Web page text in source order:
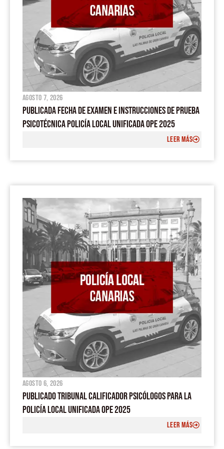
agosto 7, 2026
PUBLICADA FECHA DE EXAMEN E INSTRUCCIONES DE PRUEBA
PSICOTÉCNICA POLICÍA LOCAL UNIFICADA OPE 2025
LEER MÁS
agosto 6, 2026
PUBLICADO TRIBUNAL CALIFICADOR PSICÓLOGOS PARA LA
POLICÍA LOCAL UNIFICADA OPE 2025
LEER MÁS